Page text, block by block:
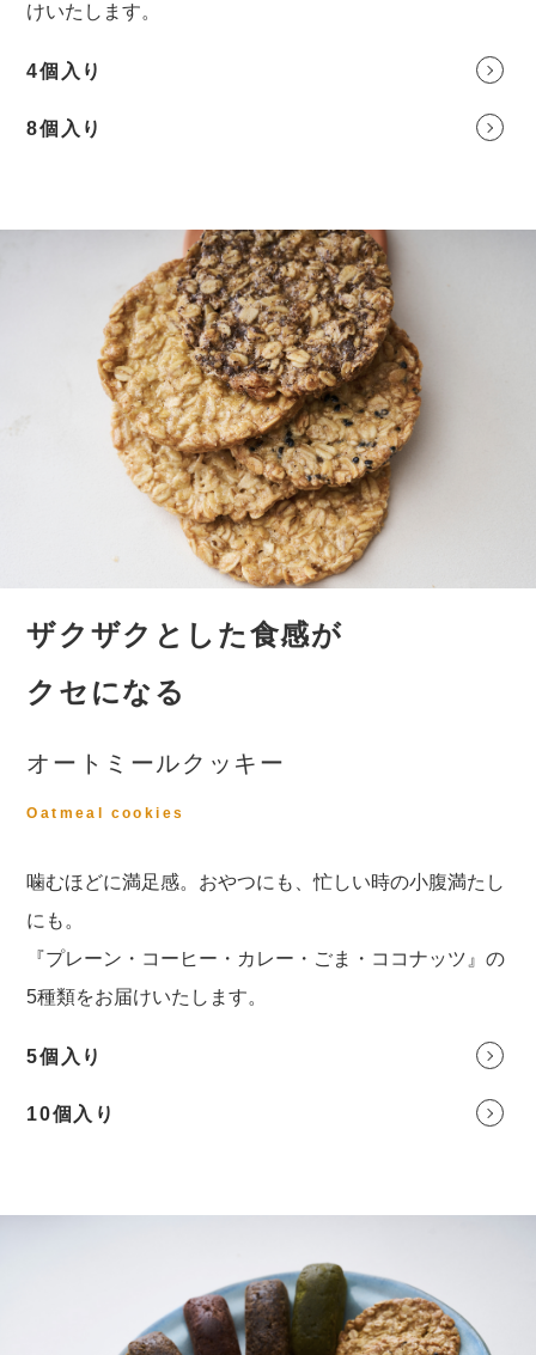
けいたします。
4個入り
8個入り
ザクザクとした食感が
クセになる
オートミールクッキー
Oatmeal cookies
噛むほどに満足感。おやつにも、忙しい時の小腹満たし
にも。
『プレーン・コーヒー・カレー・ごま・ココナッツ』の
5種類をお届けいたします。
5個入り
10個入り